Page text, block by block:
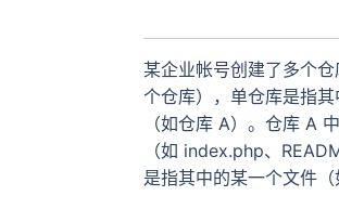
某企业帐号创建了多个
个仓库），单仓库是指
（如仓库 A）。仓库 A
（如 index.php、
是指其中的某一个文件（